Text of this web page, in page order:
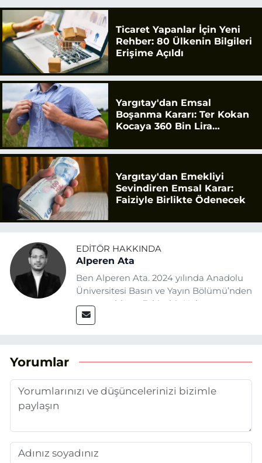
Ticaret Yapanlar İçin Yeni
Rehber: 80 Ülkenin Bilgileri
Erişime Açıldı
Yargıtay'dan Emsal
Boşanma Kararı: Ter Kokan
Kocaya 360 Bin Lira
Yargıtay'dan Emekliyi
Sevindiren Emsal Karar:
Faiziyle Birlikte Ödenecek
EDITÖR HAKKINDA
Alperen Ata
Ben Alperen Ata. 2024 yılında Anadolu
Üniversitesi Basın ve Yayın Bölümü’nden
mezun oldum. Eskişehir Haber
Ajansı’nda (EHA) muhabir ve editör
Yorumlar